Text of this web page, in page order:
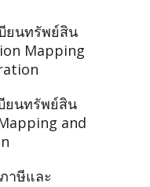
ยนทรัพย์สิน
Mapping
ยนทรัพย์สิน
and
าษีและ